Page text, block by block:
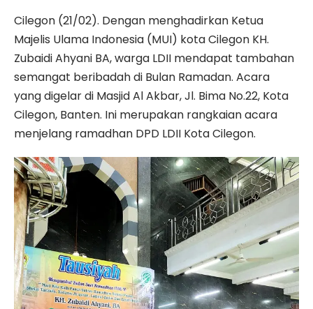
Cilegon (21/02). Dengan menghadirkan Ketua
Majelis Ulama Indonesia (MUI) kota Cilegon KH.
Zubaidi Ahyani BA, warga LDII mendapat tambahan
semangat beribadah di Bulan Ramadan. Acara
yang digelar di Masjid Al Akbar, Jl. Bima No.22, Kota
Cilegon, Banten. Ini merupakan rangkaian acara
menjelang ramadhan DPD LDII Kota Cilegon.